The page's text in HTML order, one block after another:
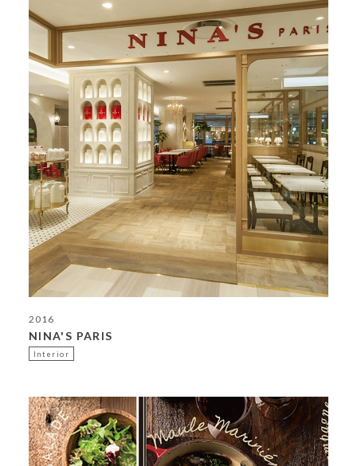
2016
NINA'S PARIS
Interior